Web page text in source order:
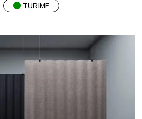
TURIME